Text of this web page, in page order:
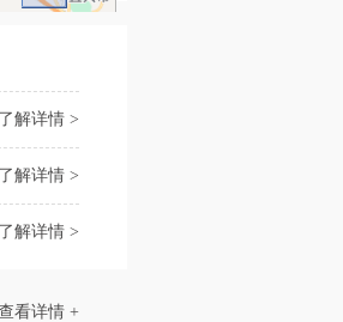
解详情 >
解详情 >
解详情 >
看详情 +